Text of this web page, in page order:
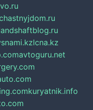
lcna.kz
avtoguru.net
kuryatnik.info